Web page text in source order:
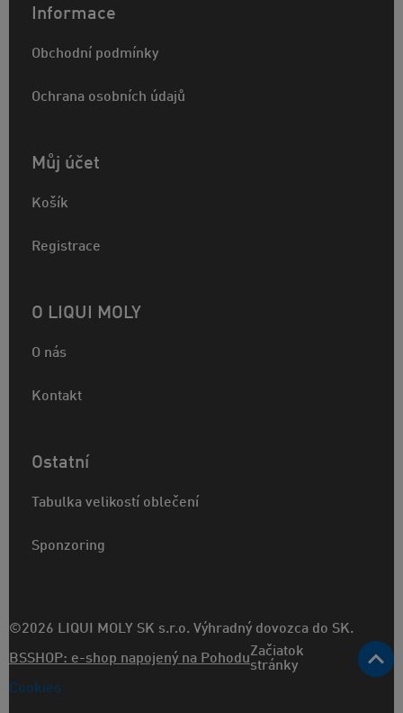
Informace
Obchodní podmínky
Ochrana osobních údajů
Můj účet
Košík
Registrace
O LIQUI MOLY
O nás
Kontakt
Ostatní
Tabulka velikostí oblečení
Sponzoring
©2026 LIQUI MOLY SK s.r.o. Výhradný dovozca do SK.
BSSHOP: e-shop napojený na PohoduZačiatok
stránky
Cookies